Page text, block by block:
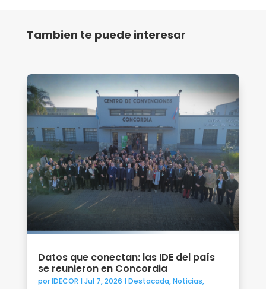
Tambien te puede interesar
Datos que conectan: las IDE del país
se reunieron en Concordia
porIDECOR | Jul 7, 2026 | Destacada,Noticias,